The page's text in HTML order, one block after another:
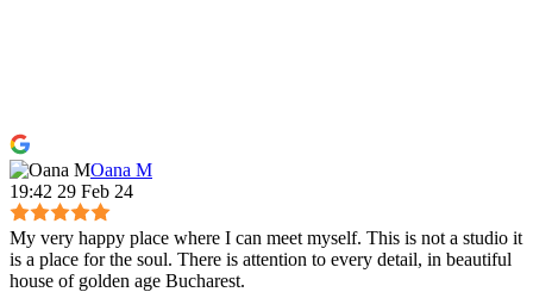
Oana M
19:42 29 Feb 24
My very happy place where I can meet myself. This is not a studio it
is a place for the soul. There is attention to every detail, in beautiful
house of golden age Bucharest.